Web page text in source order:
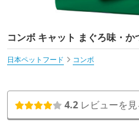
コンボ キャット まぐろ味・
日本ペットフード
コンボ
4.2 レビューを見